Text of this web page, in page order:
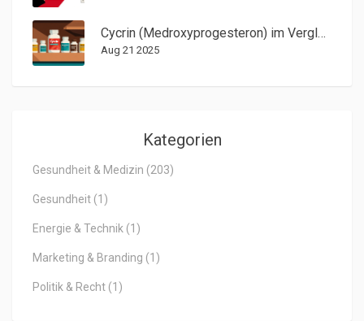
Cycrin (Medroxyprogesteron) im Vergleich: Alternativen & Bewertung
Aug 21 2025
Kategorien
Gesundheit & Medizin (203)
Gesundheit (1)
Energie & Technik (1)
Marketing & Branding (1)
Politik & Recht (1)